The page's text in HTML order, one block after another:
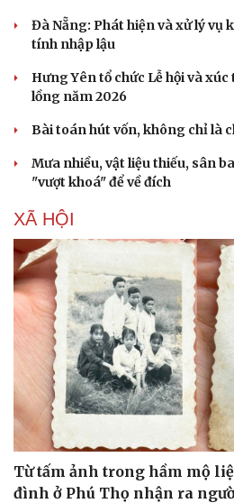
Đà Nẵng: Phát hiện và xử lý vụ
tính nhập lậu
Hưng Yên tổ chức Lễ hội và
lồng năm 2026
Bài toán hút vốn, không chỉ là
Mưa nhiều, vật liệu thiếu, sân
"vượt khoá" để về đích
XÃ HỘI
Từ tấm ảnh trong hầm mộ
đình ở Phú Thọ nhận ra